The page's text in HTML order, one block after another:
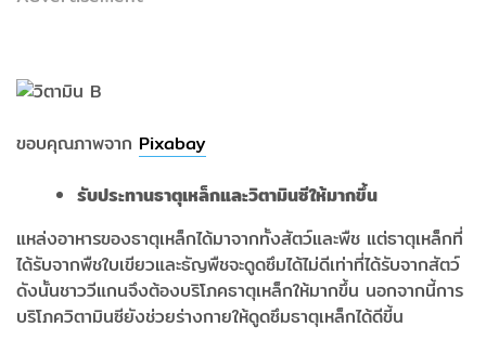
ขอบคุณภาพจาก Pixabay
รับประทานธาตุเหล็กและวิตามินซีให้มากขึ้น
แหล่งอาหารของธาตุเหล็กได้มาจากทั้งสัตว์และพืช แต่ธาตุเหล็กที่
ได้รับจากพืชใบเขียวและธัญพืชจะดูดซึมได้ไม่ดีเท่าที่ได้รับจากสัตว์
ดังนั้นชาววีแกนจึงต้องบริโภคธาตุเหล็กให้มากขึ้น นอกจากนี้การ
บริโภควิตามินซียังช่วยร่างกายให้ดูดซึมธาตุเหล็กได้ดีขี้น